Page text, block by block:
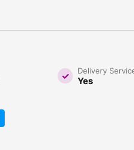
Delivery
Yes